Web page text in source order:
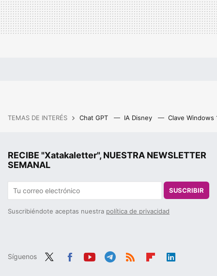
TEMAS DE INTERÉS Chat GPT IA Disney Clave Windows
RECIBE "Xatakaletter", NUESTRA NEWSLETTER
SEMANAL
SUSCRIBIR
Suscribiéndote aceptas nuestra política de privacidad
Síguenos